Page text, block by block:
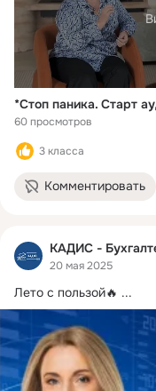
*Стоп паника. Старт
60 просмотров
3 класса
Комментировать
КАДИС -
20 мая 2025
Лето с пользой🔥 ...